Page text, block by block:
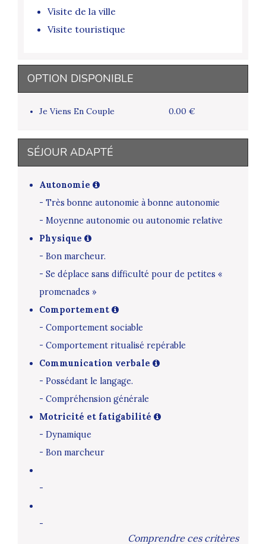
Visite de la ville
Visite touristique
OPTION DISPONIBLE
Je Viens En Couple 0.00 €
SÉJOUR ADAPTÉ
Autonomie
- Très bonne autonomie à bonne autonomie
- Moyenne autonomie ou autonomie relative
Physique
- Bon marcheur.
- Se déplace sans difficulté pour de petites «
promenades »
Comportement
- Comportement sociable
- Comportement ritualisé repérable
Communication verbale
- Possédant le langage.
- Compréhension générale
Motricité et fatigabilité
- Dynamique
- Bon marcheur
-
-
Comprendre ces critères